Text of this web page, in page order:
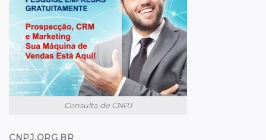
Consulta de CNPJ
CNPJ.ORG.BR